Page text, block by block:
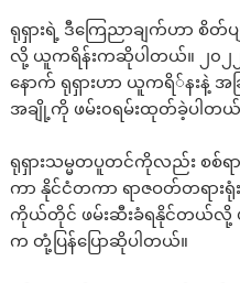
ရုရှားရဲ့ ဒီကြေညာချက်ဟာ စိတ်
လို့ ယူကရိန်းကဆိုပါတယ်။ ၂၀၂၂
နောက် ရုရှားဟာ ယူကရိ်နးနဲ့ အခြ
အချို့ကို ဖမ်း၀ရမ်းထုတ်ခဲ့ပါတယ်
ရုရှားသမ္မတပူတင်ကိုလည်း စစ်
ကာ နိုင်ငံတကာ ရာဇဝတ်တရားရုံ
ကိုယ်တိုင် ဖမ်းဆီးခံရနိုင်တယ်လို့ ယူက
က တုံ့ပြန်ပြောဆိုပါတယ်။